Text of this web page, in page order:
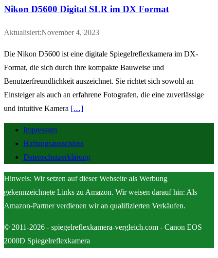
Nikon D5600 Digital SLR im DX Format
Aktualisiert:November 4, 2023
Die Nikon D5600 ist eine digitale Spiegelreflexkamera im DX-
Format, die sich durch ihre kompakte Bauweise und
Benutzerfreundlichkeit auszeichnet. Sie richtet sich sowohl an
Einsteiger als auch an erfahrene Fotografen, die eine zuverlässige
und intuitive Kamera […]
Impressum
Haftungsausschluss
Datenschutzerklärung
Hinweis: Wir setzen auf dieser Webseite als Werbung
gekennzeichnete Links zu Amazon. Wir weisen darauf hin: Als
Amazon-Partner verdienen wir an qualifizierten Verkäufen.
© 2011-2026 - spiegelreflexkamera-vergleich.com - Canon EOS
2000D Spiegelreflexkamera